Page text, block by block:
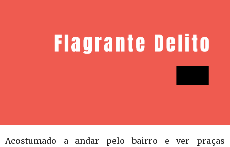
Acostumado a andar pelo bairro e ver praças